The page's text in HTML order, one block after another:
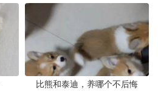
比熊和泰迪，养哪个不后悔